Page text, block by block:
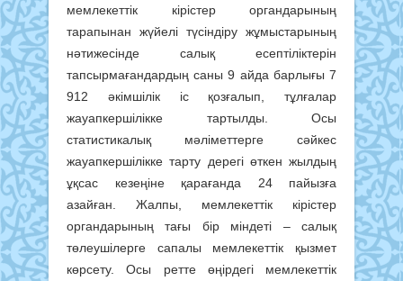
мемлекеттік кірістер органдарының
тарапынан жүйелі түсіндіру жұмыстарының
нәтижесінде салық есептіліктерін
тапсырмағандардың саны 9 айда барлығы 7
912 әкімшілік іс қозғалып, тұлғалар
жауапкершілікке тартылды. Осы
статистикалық мәліметтерге сәйкес
жауапкершілікке тарту дерегі өткен жылдың
ұқсас кезеңіне қарағанда 24 пайызға
азайған. Жалпы, мемлекеттік кірістер
органдарының тағы бір міндеті – салық
төлеушілерге сапалы мемлекеттік қызмет
көрсету. Осы ретте өңірдегі мемлекеттік